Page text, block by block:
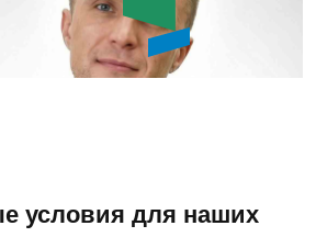
условия для наших